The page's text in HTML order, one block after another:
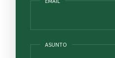
ASUNTO